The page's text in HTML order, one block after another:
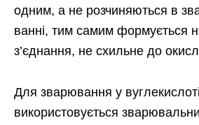
одним, а не розчиняються в
ванні, тим самим формується
з’єднання, не схильне до
Для зварювання у вуглекислоті
використовується